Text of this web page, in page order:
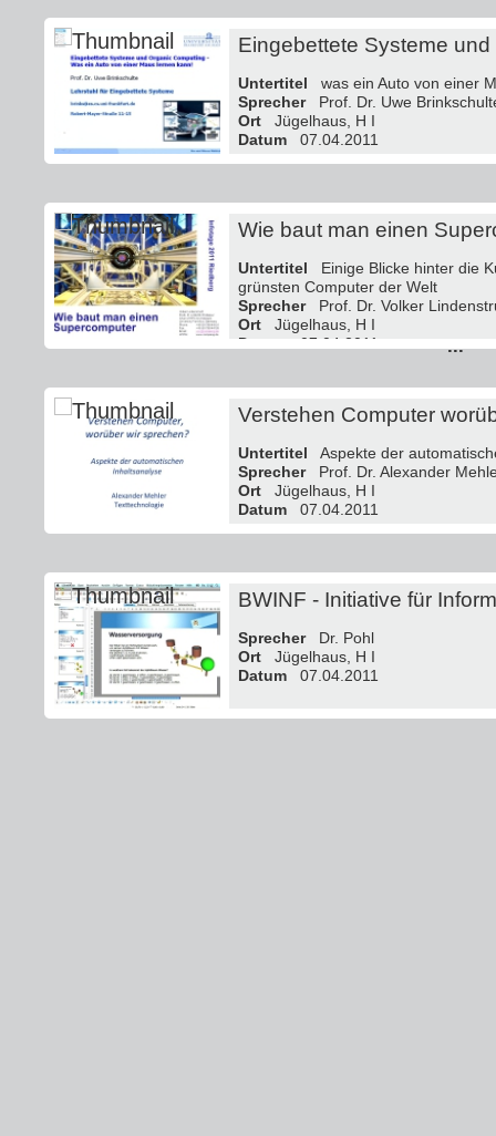
Eingebettete Systeme
Untertitel was ein Auto von einer
SprecherProf. Dr. Uwe
Ort Jügelhaus, H I
Datum 07.04.2011
Wie baut man einen
Untertitel Einige Blicke hinter die
grünsten Computer der Welt
SprecherProf. Dr. Volker
Ort Jügelhaus, H I
Datum
07.04.2011 ...
Verstehen Computer
Untertitel Aspekte der
SprecherProf. Dr. Alexander
Ort Jügelhaus, H I
Datum 07.04.2011
BWINF - Initiative für
SprecherDr. Pohl
Ort Jügelhaus, H I
Datum 07.04.2011